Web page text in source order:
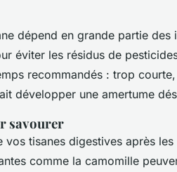
dépend en grande partie
éviter les résidus de
recommandés : trop
développer une amertume
savourer
vos tisanes digestives après
comme la camomille